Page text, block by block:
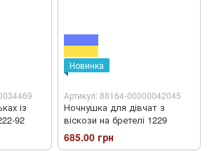
із
92
Новинка
Артикул: 88164-00000042045
Ночнушка для дівчат з
віскози на бретелі 1229
685.00 грн